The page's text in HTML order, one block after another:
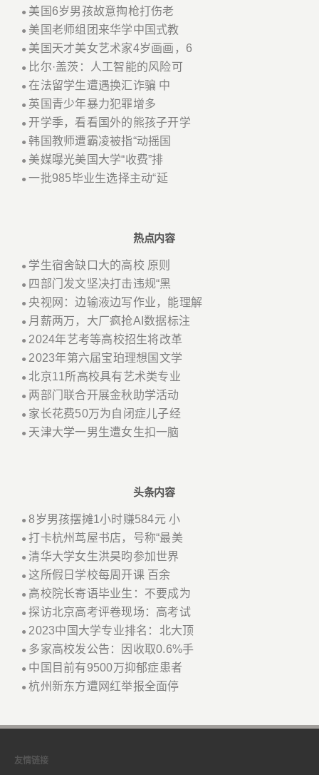
● 美国6岁男孩故意掏枪打伤老
● 美国老师组团来华学中国式教
● 美国天才美女艺术家4岁画画，6
● 比尔·盖茨：人工智能的风险可
●在法留学生遭遇换汇诈骗 中
● 英国青少年暴力犯罪增多
● 开学季，看看国外的熊孩子开学
●韩国教师遭霸凌被指“动摇国
● 美媒曝光美国大学“收费”排
●一批985毕业生选择主动“延
热点内容
● 学生宿舍缺口大的高校 原则
● 四部门发文坚决打击违规“黑
● 央视网：边输液边写作业，能理解
● 月薪两万，大厂疯抢AI数据标注
● 2024年艺考等高校招生将改革
● 2023年第六届宝珀理想国文学
●北京11所高校具有艺术类专业
● 两部门联合开展金秋助学活动
● 家长花费50万为自闭症儿子经
● 天津大学一男生遭女生扣一脑
头条内容
●8岁男孩摆摊1小时赚584元 小
● 打卡杭州茑屋书店，号称“最美
● 清华大学女生洪昊昀参加世界
●这所假日学校每周开课 百余
● 高校院长寄语毕业生：不要成为
● 探访北京高考评卷现场：高考试
● 2023中国大学专业排名：北大顶
● 多家高校发公告：因收取0.6%手
● 中国目前有9500万抑郁症患者
●杭州新东方遭网红举报全面停
友情链接